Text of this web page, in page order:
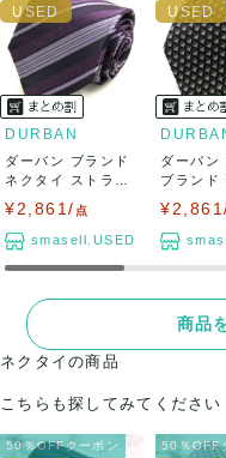
DURBAN
ダーバン ブランド
ネクタイ ストライ
プ柄 PO ...
¥2,861/ 点
smasell.USED
ダーバン
ブランド
柄 シルク
商品
ネクタイの商品
こちらも探してみてください
50％OFFクーポン 50％OFF